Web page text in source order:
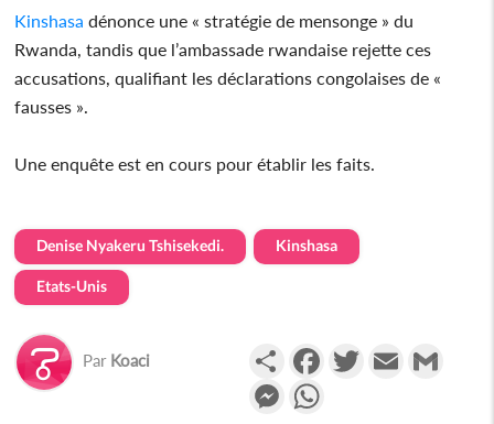
Kinshasa dénonce une « stratégie de mensonge » du
Rwanda, tandis que l’ambassade rwandaise rejette ces
accusations, qualifiant les déclarations congolaises de «
fausses ».
Une enquête est en cours pour établir les faits.
Denise Nyakeru Tshisekedi. Kinshasa
Etats-Unis
Par Koaci PartagerFacebookTwitterEmail
Messenger